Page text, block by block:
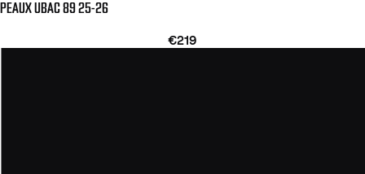
PEAUX UBAC 89 25-26
€219